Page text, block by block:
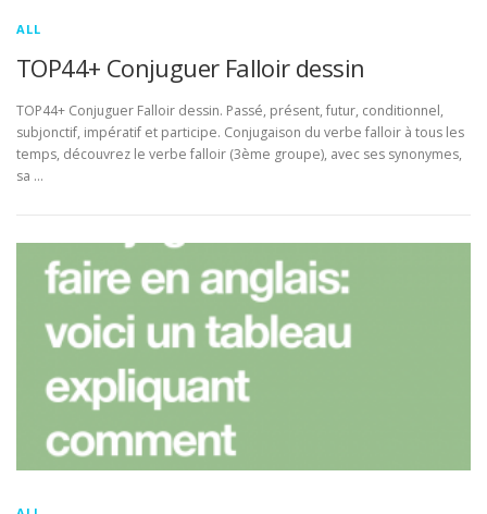
ALL
TOP44+ Conjuguer Falloir dessin
TOP44+ Conjuguer Falloir dessin. Passé, présent, futur, conditionnel,
subjonctif, impératif et participe. Conjugaison du verbe falloir à tous les
temps, découvrez le verbe falloir (3ème groupe), avec ses synonymes,
sa …